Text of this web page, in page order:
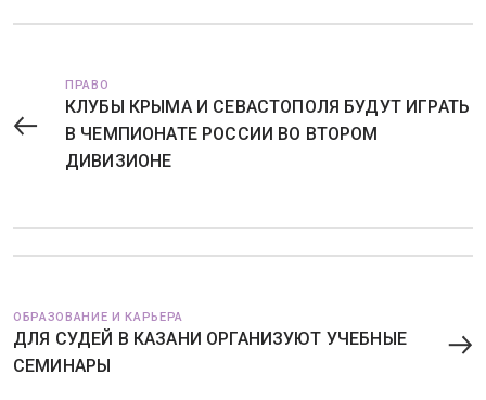
ПРАВО
КЛУБЫ КРЫМА И СЕВАСТОПОЛЯ БУДУТ ИГРАТЬ
В ЧЕМПИОНАТЕ РОССИИ ВО ВТОРОМ
ДИВИЗИОНЕ
ОБРАЗОВАНИЕ И КАРЬЕРА
ДЛЯ СУДЕЙ В КАЗАНИ ОРГАНИЗУЮТ УЧЕБНЫЕ
СЕМИНАРЫ